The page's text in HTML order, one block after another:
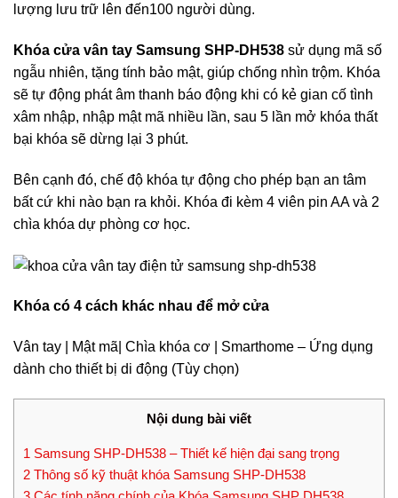
lượng lưu trữ lên đến100 người dùng.
Khóa cửa vân tay Samsung SHP-DH538 sử dụng mã số
ngẫu nhiên, tặng tính bảo mật, giúp chống nhìn trộm. Khóa
sẽ tự động phát âm thanh báo động khi có kẻ gian cố tình
xâm nhập, nhập mật mã nhiều lần, sau 5 lần mở khóa thất
bại khóa sẽ dừng lại 3 phút.
Bên cạnh đó, chế độ khóa tự động cho phép bạn an tâm
bất cứ khi nào bạn ra khỏi. Khóa đi kèm 4 viên pin AA và 2
chìa khóa dự phòng cơ học.
Khóa có 4 cách khác nhau để mở cửa
Vân tay | Mật mã| Chìa khóa cơ | Smarthome – Ứng dụng
dành cho thiết bị di động (Tùy chọn)
Nội dung bài viết
1 Samsung SHP-DH538 – Thiết kế hiện đại sang trọng
2 Thông số kỹ thuật khóa Samsung SHP-DH538